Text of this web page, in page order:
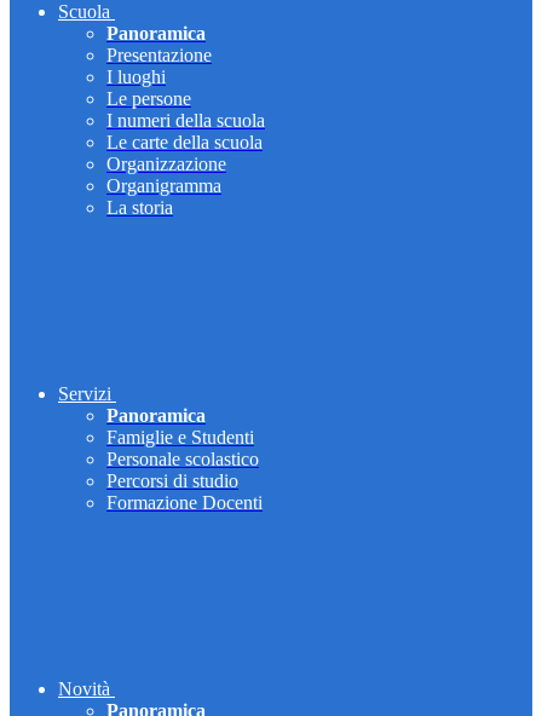
Scuola
Panoramica
Presentazione
I luoghi
Le persone
I numeri della scuola
Le carte della scuola
Organizzazione
Organigramma
La storia
Servizi
Panoramica
Famiglie e Studenti
Personale scolastico
Percorsi di studio
Formazione Docenti
Novità
Panoramica